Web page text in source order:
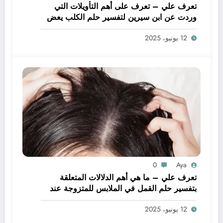
تعرف علي – تعرف على أهم التأويلات التي
وردت عن ابن سيرين لتفسير حلم الكلب يعض
يدي – بالتفصيل
12 يونيو، 2025
Aya
0
تعرف علي – ما هي أهم الدلالات المتعلقة
بتفسير حلم القمل في الملابس للمتزوجة عند
ابن سيرين؟ – بالتفصيل
12 يونيو، 2025